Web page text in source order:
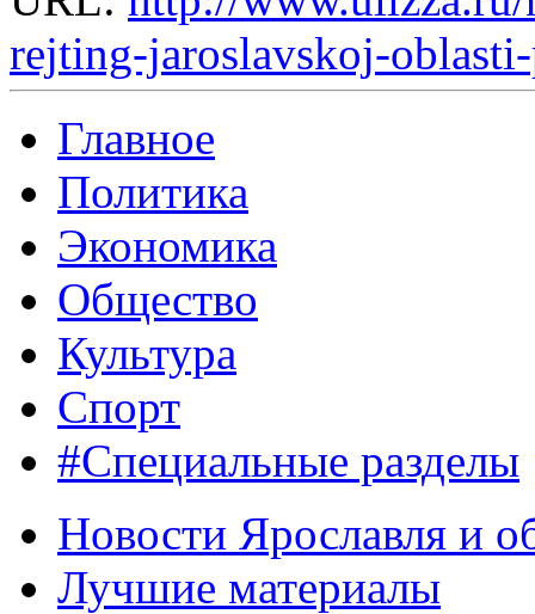
rejting-jaroslavskoj-
Главное
Политика
Экономика
Общество
Культура
Спорт
#Специальные разделы
Новости Ярославля и
Лучшие материалы